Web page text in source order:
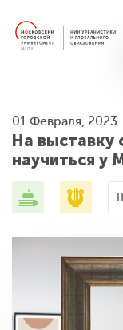
01 Февраля, 2023
На выставку
научиться у